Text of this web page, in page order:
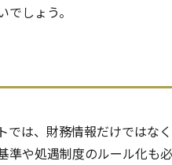
しょう。
では、財務情報だけではな
準や処遇制度のルール化も